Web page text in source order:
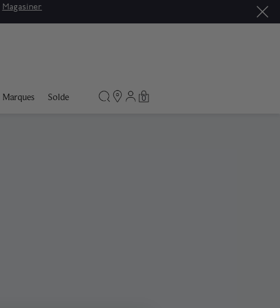
Magasiner
Marques Solde 0